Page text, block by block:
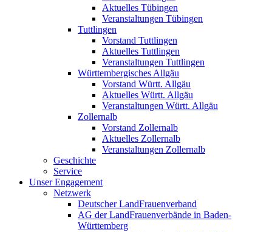
Aktuelles Tübingen
Veranstaltungen Tübingen
Tuttlingen
Vorstand Tuttlingen
Aktuelles Tuttlingen
Veranstaltungen Tuttlingen
Württembergisches Allgäu
Vorstand Württ. Allgäu
Aktuelles Württ. Allgäu
Veranstaltungen Württ. Allgäu
Zollernalb
Vorstand Zollernalb
Aktuelles Zollernalb
Veranstaltungen Zollernalb
Geschichte
Service
Unser Engagement
Netzwerk
Deutscher LandFrauenverband
AG der LandFrauenverbände in Baden-
Württemberg